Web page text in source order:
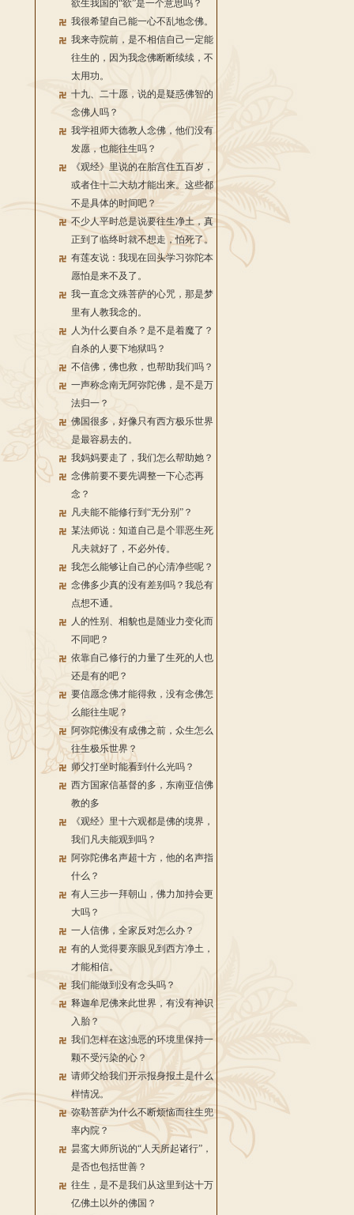
欲生我国的“欲”是一个意思吗？
我很希望自己能一心不乱地念佛。
我来寺院前，是不相信自己一定能
往生的，因为我念佛断断续续，不
太用功。
十九、二十愿，说的是疑惑佛智的
念佛人吗？
我学祖师大德教人念佛，他们没有
发愿，也能往生吗？
《观经》里说的在胎宫住五百岁，
或者住十二大劫才能出来。这些都
不是具体的时间吧？
不少人平时总是说要往生净土，真
正到了临终时就不想走，怕死了。
有莲友说：我现在回头学习弥陀本
愿怕是来不及了。
我一直念文殊菩萨的心咒，那是梦
里有人教我念的。
人为什么要自杀？是不是着魔了？
自杀的人要下地狱吗？
不信佛，佛也救，也帮助我们吗？
一声称念南无阿弥陀佛，是不是万
法归一？
佛国很多，好像只有西方极乐世界
是最容易去的。
我妈妈要走了，我们怎么帮助她？
念佛前要不要先调整一下心态再
念？
凡夫能不能修行到“无分别”？
某法师说：知道自己是个罪恶生死
凡夫就好了，不必外传。
我怎么能够让自己的心清净些呢？
念佛多少真的没有差别吗？我总有
点想不通。
人的性别、相貌也是随业力变化而
不同吧？
依靠自己修行的力量了生死的人也
还是有的吧？
要信愿念佛才能得救，没有念佛怎
么能往生呢？
阿弥陀佛没有成佛之前，众生怎么
往生极乐世界？
师父打坐时能看到什么光吗？
西方国家信基督的多，东南亚信佛
教的多
《观经》里十六观都是佛的境界，
我们凡夫能观到吗？
阿弥陀佛名声超十方，他的名声指
什么？
有人三步一拜朝山，佛力加持会更
大吗？
一人信佛，全家反对怎么办？
有的人觉得要亲眼见到西方净土，
才能相信。
我们能做到没有念头吗？
释迦牟尼佛来此世界，有没有神识
入胎？
我们怎样在这浊恶的环境里保持一
颗不受污染的心？
请师父给我们开示报身报土是什么
样情况。
弥勒菩萨为什么不断烦恼而往生兜
率内院？
昙鸾大师所说的“人天所起诸行”，
是否也包括世善？
往生，是不是我们从这里到达十万
亿佛土以外的佛国？